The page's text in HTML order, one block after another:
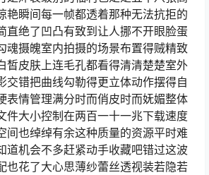
艳瞬间每一帧都透着那种无法抗拒的
直绝了凹凸有致到让人挪不开眼脸蛋
魂摄魄室内拍摄的场景布置得贼精致
皙皮肤上连毛孔都看得清清楚楚室外
交错把曲线勾勒得更立体动作摆得自
表情管理满分时而俏皮时而妩媚整体
件大小控制在两百一十一兆下载速度
间也绰绰有余这种质量的资源平时难
道机会不多赶紧动手收藏吧错过这波
也花了大心思薄纱蕾丝透视装若隐若